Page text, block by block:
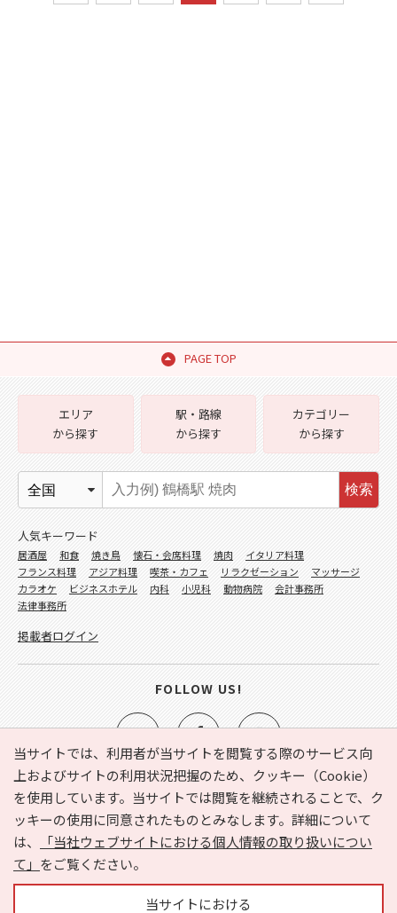
PAGE TOP
当サイトでは、利用者が当サイトを閲覧する際のサービス向
上およびサイトの利用状況把握のため、クッキー（Cookie）
を使用しています。当サイトでは閲覧を継続されることで、ク
ッキーの使用に同意されたものとみなします。詳細について
は、
「当社ウェブサイトにおける個人情報の取り扱いについ
て」 をご覧ください。
当サイトにおける
e-NAVITA（イーナビタ）とは？ お気に入り
ヘルプ
利用規約
個人情報の取り扱いについて
運営会社
サイトマップ
広告掲載に関するお問い合わせ
エリア
から探す
駅・路線
から探す
カテゴリー
から探す
検索
人気キーワード
居酒屋 和食 焼き鳥 懐石・会席料理 焼肉
イタリア料理
フランス料理
アジア料理 喫茶・カフェ リラクゼーション
マッサージ
カラオケ
ビジネスホテル 内科 小児科 動物病院
会計事務所
法律事務所
掲載者ログイン
FOLLOW US!